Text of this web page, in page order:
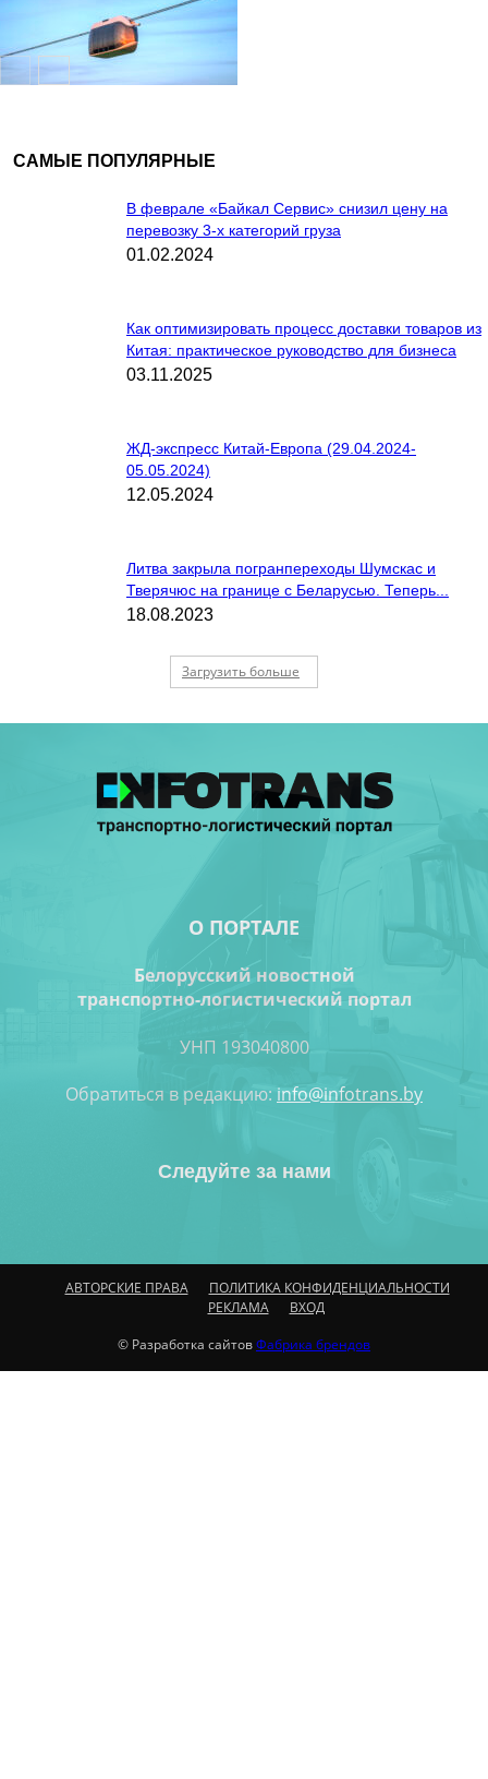
компаний
транспорта
САМЫЕ ПОПУЛЯРНЫЕ
В феврале «Байкал Сервис» снизил цену на
перевозку 3-х категорий груза
01.02.2024
Как оптимизировать процесс доставки товаров из
Китая: практическое руководство для бизнеса
03.11.2025
ЖД-экспресс Китай-Европа (29.04.2024-
05.05.2024)
12.05.2024
Литва закрыла погранпереходы Шумскас и
Тверячюс на границе с Беларусью. Теперь...
18.08.2023
Загрузить больше
О ПОРТАЛЕ
Белорусский новостной
транспортно-логистический портал
УНП 193040800
Обратиться в редакцию: info@infotrans.bу
Следуйте за нами
АВТОРСКИЕ ПРАВА
ПОЛИТИКА КОНФИДЕНЦИАЛЬНОСТИ
РЕКЛАМА
ВХОД
© Разработка сайтовФабрика брендов